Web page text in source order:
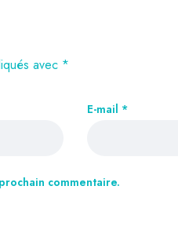
avec *
E-mail *
commentaire.